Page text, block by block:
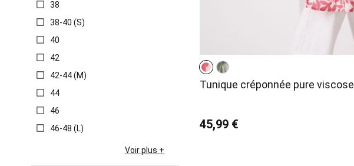
Tunique créponnée pure viscose
45,99 €
38
38-40 (S)
40
42
42-44 (M)
44
46
46-48 (L)
Voir plus